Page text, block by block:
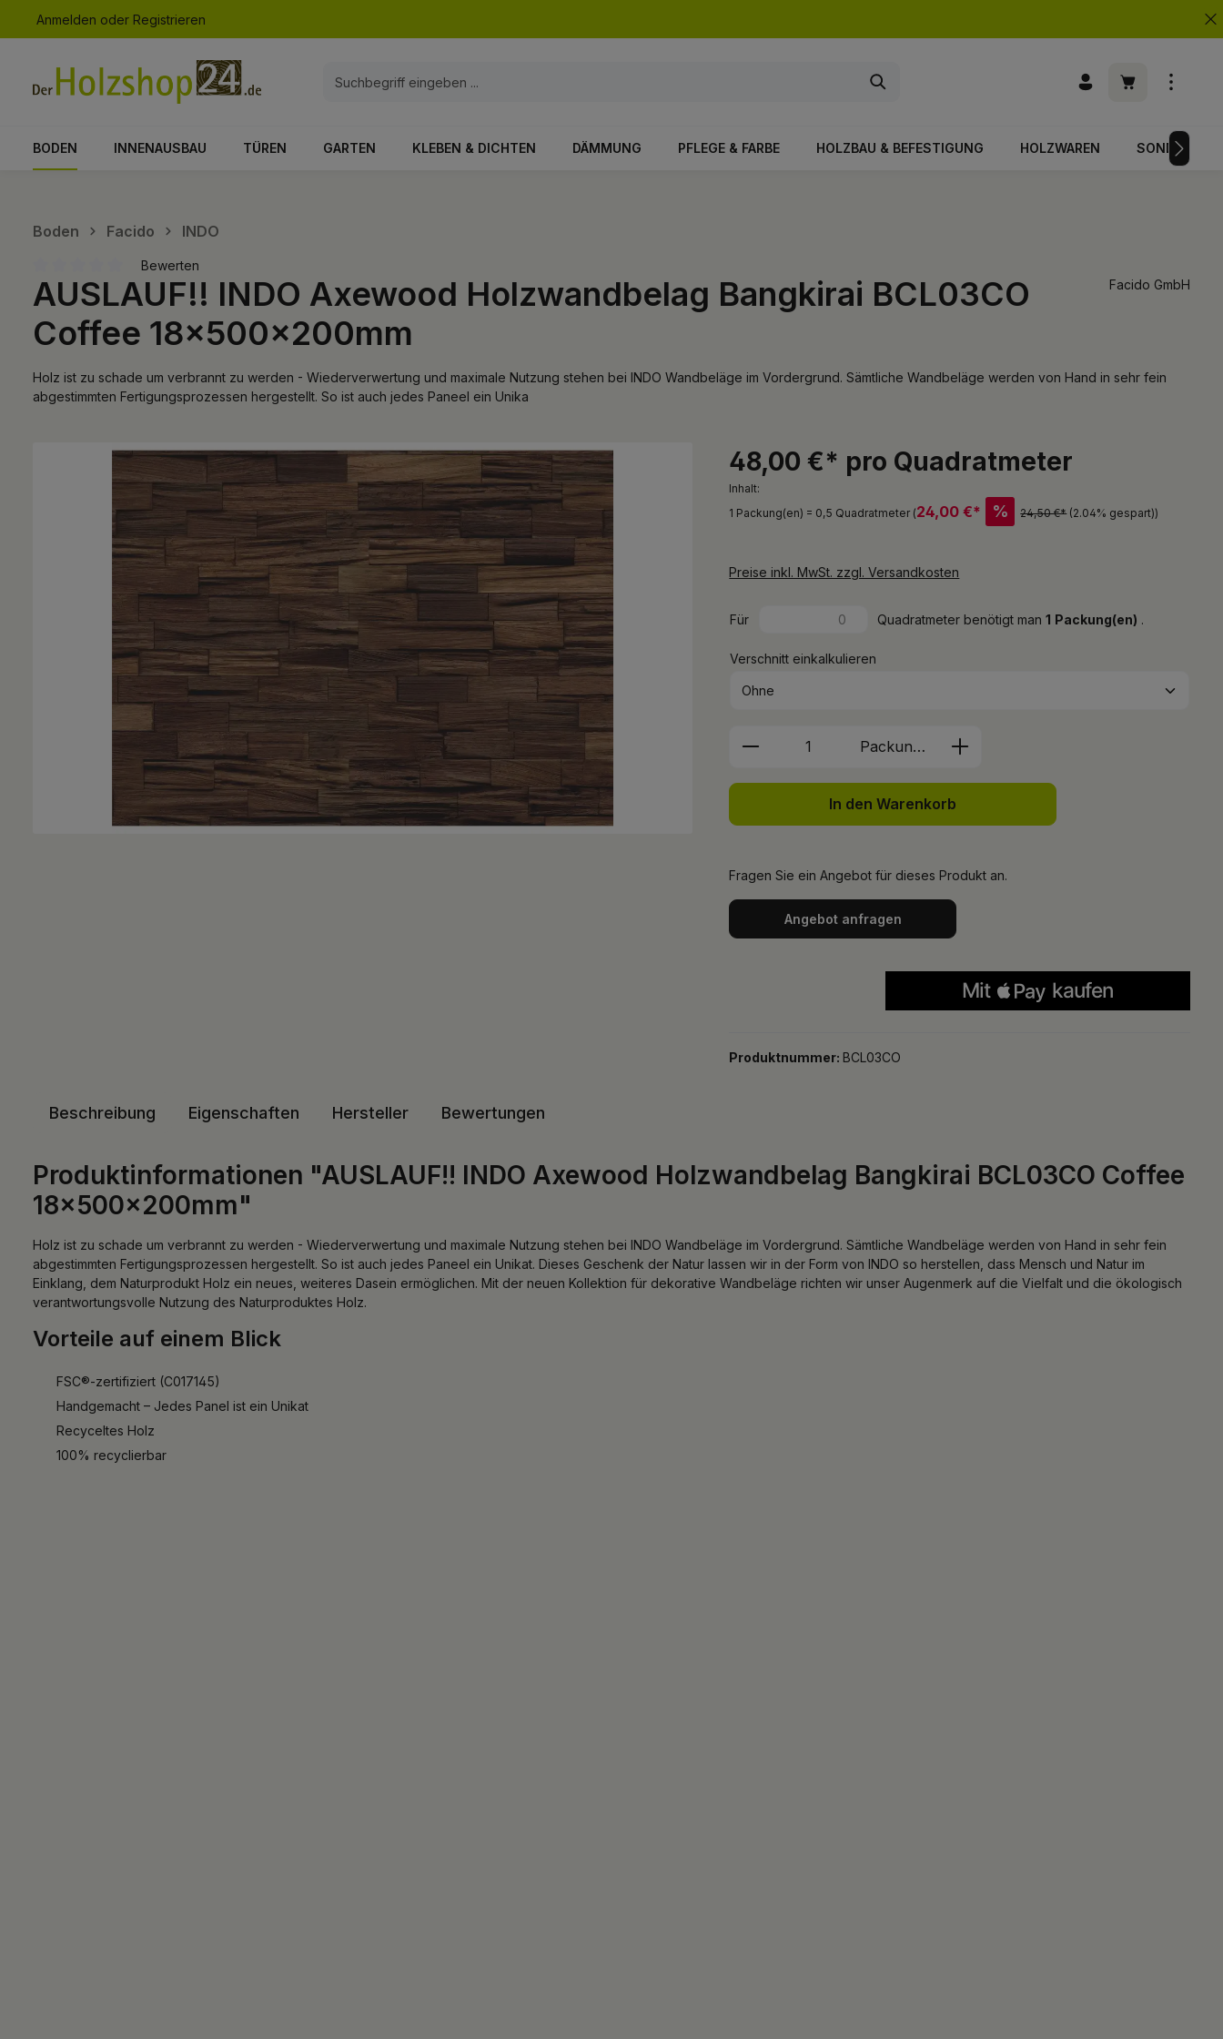
Zur Hauptnavigation springen
Anmelden oder Registrieren
Warenkorb
BODEN INNENAUSBAU TÜREN GARTEN KLEBEN & DICHTEN DÄMMUNG PFLEGE & FARBE HOLZBAU & BEFESTIGUNG HOLZWAREN
Boden Facido INDO
Durchschnittliche Bewertung von 0 von 5 Sternen
Bewerten
AUSLAUF!! INDO Axewood Holzwandbelag Bangkirai BCL03CO
Coffee 18x500x200mm
Facido GmbH
Holz ist zu schade um verbrannt zu werden - Wiederverwertung und maximale Nutzung stehen bei INDO Wandbeläge im Vordergrund. Sämtliche Wandbeläge werden von Hand in sehr fein
abgestimmten Fertigungsprozessen hergestellt. So ist auch jedes Paneel ein Unika
Bildergalerie überspringen 48,00 €* pro Quadratmeter
Inhalt:
1 Packung(en) = 0,5 Quadratmeter (24,00 €* % 24,50 €* (2.04% gespart))
Preise inkl. MwSt. zzgl. Versandkosten
Für Quadratmeter benötigt man1 Packung(en) .
Verschnitt einkalkulieren
Produkt Anzahl: Gib den gewünschten Wert
Packung(en)
In den Warenkorb
Fragen Sie ein Angebot für dieses Produkt an.
Angebot anfragen
Produktnummer:BCL03CO
Beschreibung Eigenschaften Hersteller Bewertungen
Produktinformationen "AUSLAUF!! INDO Axewood Holzwandbelag Bangkirai BCL03CO Coffee
18x500x200mm"
Holz ist zu schade um verbrannt zu werden - Wiederverwertung und maximale Nutzung stehen bei INDO Wandbeläge im Vordergrund. Sämtliche Wandbeläge werden von Hand in sehr fein
abgestimmten Fertigungsprozessen hergestellt. So ist auch jedes Paneel ein Unikat. Dieses Geschenk der Natur lassen wir in der Form von INDO so herstellen, dass Mensch und Natur im
Einklang, dem Naturprodukt Holz ein neues, weiteres Dasein ermöglichen. Mit der neuen Kollektion für dekorative Wandbeläge richten wir unser Augenmerk auf die Vielfalt und die ökologisch
verantwortungsvolle Nutzung des Naturproduktes Holz.
Vorteile auf einem Blick
FSC®-zertifiziert (C017145)
Handgemacht – Jedes Panel ist ein Unikat
Recyceltes Holz
100% recyclierbar